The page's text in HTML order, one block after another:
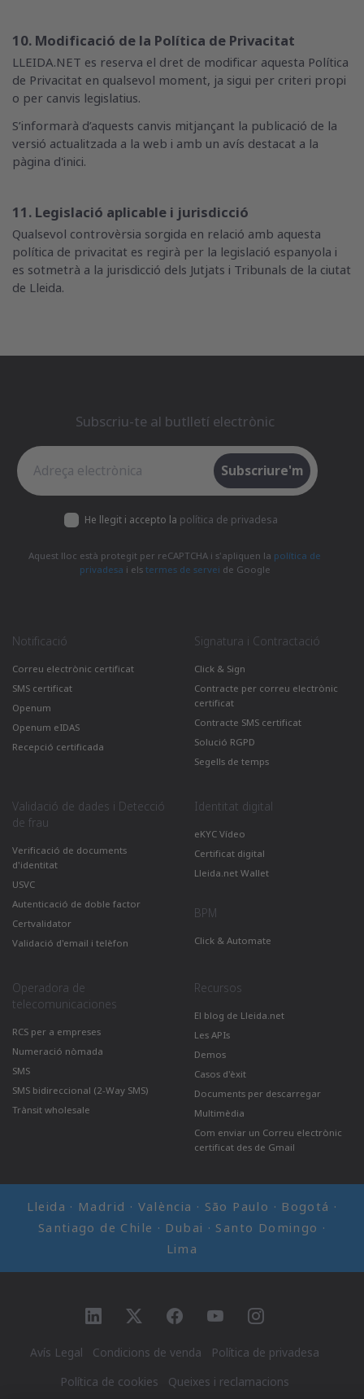
10. Modificació de la Política de Privacitat
LLEIDA.NET es reserva el dret de modificar aquesta Política
de Privacitat en qualsevol moment, ja sigui per criteri propi
o per canvis legislatius.
S’informarà d’aquests canvis mitjançant la publicació de la
versió actualitzada a la web i amb un avís destacat a la
pàgina d'inici.
11. Legislació aplicable i jurisdicció
Qualsevol controvèrsia sorgida en relació amb aquesta
política de privacitat es regirà per la legislació espanyola i
es sotmetrà a la jurisdicció dels Jutjats i Tribunals de la ciutat
de Lleida.
Subscriu-te al butlletí electrònic
Subscriure'm
He llegit i accepto la política de privadesa
Aquest lloc està protegit per reCAPTCHA i s'apliquen la política de
privadesa i elstermes de servei de Google
Notificació
Correu electrònic certificat
SMS certificat
Openum
Openum eIDAS
Recepció certificada
Signatura i Contractació
Click & Sign
Contracte per correu electrònic
certificat
Contracte SMS certificat
Solució RGPD
Segells de temps
Validació de dades i Detecció
de frau
Verificació de documents
d'identitat
USVC
Autenticació de doble factor
Certvalidator
Validació d'email i telèfon
Identitat digital
eKYC Vídeo
Certificat digital
Lleida.net Wallet
BPM
Click & Automate
Operadora de
telecomunicaciones
RCS per a empreses
Numeració nòmada
SMS
SMS bidireccional (2-Way SMS)
Trànsit wholesale
Recursos
El blog de Lleida.net
Les APIs
Demos
Casos d'èxit
Documents per descarregar
Multimèdia
Com enviar un Correu electrònic
certificat des de Gmail
Lleida · Madrid · València · São Paulo · Bogotá ·
Santiago de Chile · Dubai · Santo Domingo ·
Lima
Ir a LinkedInIr a TwitterIr a facebookIr a YouTubeIr a Instagram
Avís Legal Condicions de venda
Política de privadesa
Política de cookies
Queixes i reclamacions